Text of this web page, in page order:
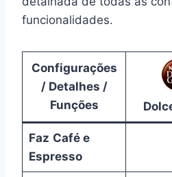
funcionalidades.
Configurações
/ Detalhes /
Funções
Faz Café e
Espresso